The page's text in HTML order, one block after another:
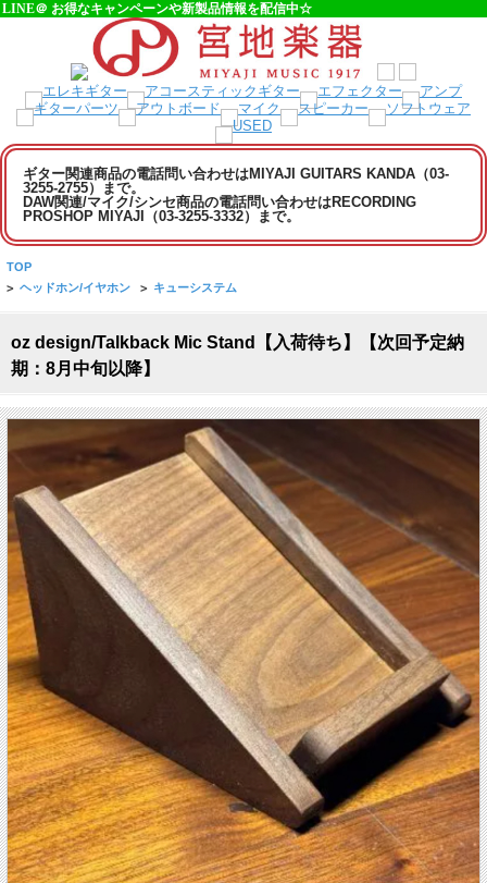
LINE＠ お得なキャンペーンや新製品情報を配信中☆
ギター関連商品の電話問い合わせはMIYAJI GUITARS KANDA（03-
3255-2755）まで。
DAW関連/マイク/シンセ商品の電話問い合わせはRECORDING
PROSHOP MIYAJI（03-3255-3332）まで。
TOP
> ヘッドホン/イヤホン > キューシステム
oz design/Talkback Mic Stand【入荷待ち】【次回予定納
期：8月中旬以降】